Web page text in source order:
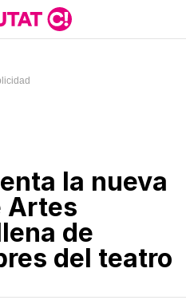
la nueva
Artes
de
del teatro